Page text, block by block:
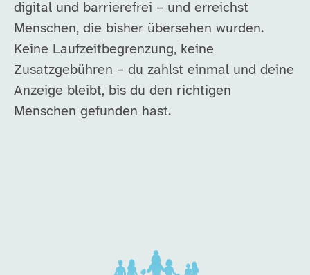
digital und barrierefrei – und erreichst
Menschen, die bisher übersehen wurden.
Keine Laufzeitbegrenzung, keine
Zusatzgebühren – du zahlst einmal und deine
Anzeige bleibt, bis du den richtigen
Menschen gefunden hast.
Unsere Arbeitgeber in